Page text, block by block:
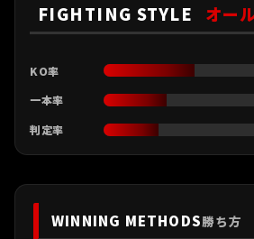
FIGHTING STYLE オー
KO率
一本率
判定率
WINNING METHODS勝ち方